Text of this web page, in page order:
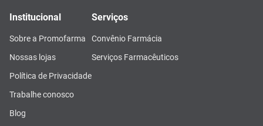
Institucional
Sobre a Promofarma
Nossas lojas
Política de Privacidade
Trabalhe conosco
Blog
Serviços
Convênio Farmácia
Serviços Farmacêuticos